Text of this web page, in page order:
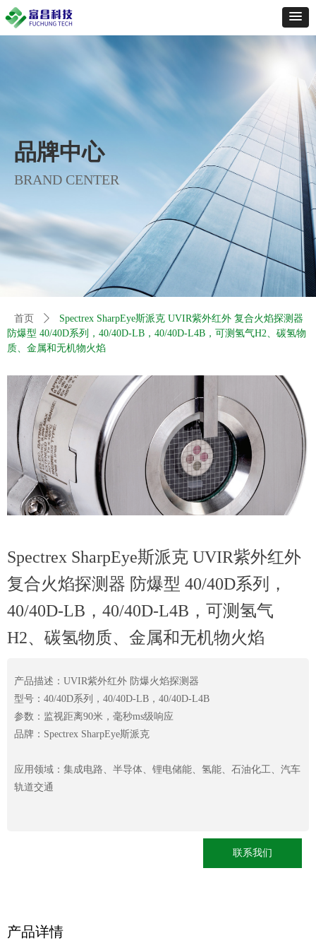
首页 ꄲ
Spectrex SharpEye斯派克 UVIR紫外红外 复合火焰探测器
防爆型 40/40D系列，40/40D-LB，40/40D-L4B，可测氢气H2、碳氢物
质、金属和无机物火焰
Spectrex SharpEye斯派克 UVIR紫外红外
复合火焰探测器 防爆型 40/40D系列，
40/40D-LB，40/40D-L4B，可测氢气
H2、碳氢物质、金属和无机物火焰
产品描述：UVIR紫外红外 防爆火焰探测器
型号：40/40D系列，40/40D-LB，40/40D-L4B
参数：监视距离90米，毫秒ms级响应
品牌：Spectrex SharpEye斯派克
应用领域：集成电路、半导体、锂电储能、氢能、石油化工、汽车
轨道交通
产品详情
联系我们
品牌中心
BRAND CENTER